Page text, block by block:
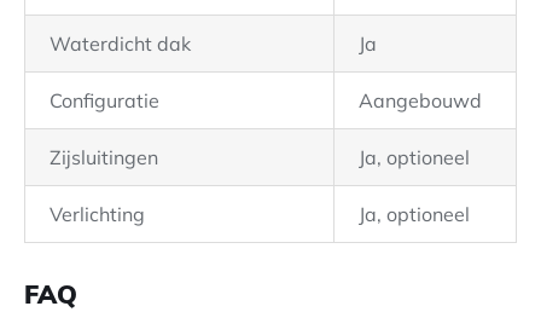
Waterdicht dak Ja
Configuratie Aangebouwd
Zijsluitingen Ja, optioneel
Verlichting Ja, optioneel
FAQ